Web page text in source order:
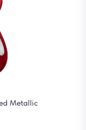
Metallic